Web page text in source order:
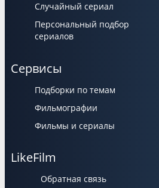
Случайный сериал
Персональный подбор
сериалов
Сервисы
Подборки по темам
Фильмографии
Фильмы и сериалы
LikeFilm
Обратная связь